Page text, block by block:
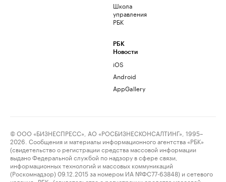
Школа
управления
РБК
РБК
Новости
iOS
Android
AppGallery
© ООО «БИЗНЕСПРЕСС», АО «РОСБИЗНЕСКОНСАЛТИНГ», 1995–
2026. Сообщения и материалы информационного агентства «РБК»
(свидетельство о регистрации средства массовой информации
выдано Федеральной службой по надзору в сфере связи,
информационных технологий и массовых коммуникаций
(Роскомнадзор) 09.12.2015 за номером ИА №ФС77-63848) и сетевого